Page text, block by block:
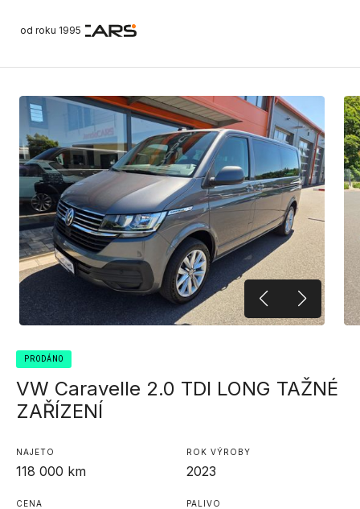
od roku 1995
VW Caravelle 2.0 TDI LONG TAŽNÉ
ZAŘÍZENÍ
PRODÁNO
NAJETO
118 000 km
ROK VÝROBY
2023
CENA PALIVO